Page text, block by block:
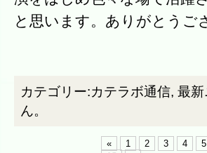
と思います。ありがとうご
カテゴリー:カテラボ通信, 最新
ん。
« 1 2 3 4 5